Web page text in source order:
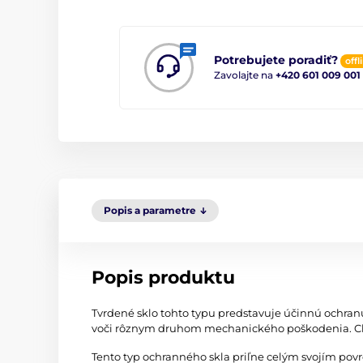
Potrebujete poradiť?
Zavolajte na +420 601 009 001
Popis a parametre
Popis produktu
Tvrdené sklo tohto typu predstavuje účinnú
voči rôznym druhom mechanického poškodenia.
Tento typ ochranného skla priľne celým svojím